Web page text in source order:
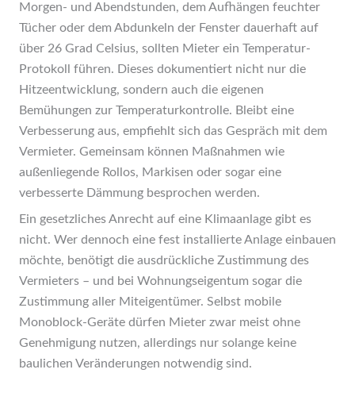
Morgen- und Abendstunden, dem Aufhängen feuchter
Tücher oder dem Abdunkeln der Fenster dauerhaft auf
über 26 Grad Celsius, sollten Mieter ein Temperatur-
Protokoll führen. Dieses dokumentiert nicht nur die
Hitzeentwicklung, sondern auch die eigenen
Bemühungen zur Temperaturkontrolle. Bleibt eine
Verbesserung aus, empfiehlt sich das Gespräch mit dem
Vermieter. Gemeinsam können Maßnahmen wie
außenliegende Rollos, Markisen oder sogar eine
verbesserte Dämmung besprochen werden.
Ein gesetzliches Anrecht auf eine Klimaanlage gibt es
nicht. Wer dennoch eine fest installierte Anlage einbauen
möchte, benötigt die ausdrückliche Zustimmung des
Vermieters – und bei Wohnungseigentum sogar die
Zustimmung aller Miteigentümer. Selbst mobile
Monoblock-Geräte dürfen Mieter zwar meist ohne
Genehmigung nutzen, allerdings nur solange keine
baulichen Veränderungen notwendig sind.